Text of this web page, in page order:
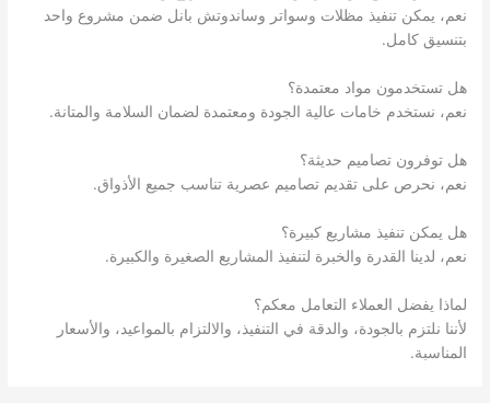
نعم، يمكن تنفيذ مظلات وسواتر وساندوتش بانل ضمن مشروع واحد
بتنسيق كامل.
هل تستخدمون مواد معتمدة؟
نعم، نستخدم خامات عالية الجودة ومعتمدة لضمان السلامة والمتانة.
هل توفرون تصاميم حديثة؟
نعم، نحرص على تقديم تصاميم عصرية تناسب جميع الأذواق.
هل يمكن تنفيذ مشاريع كبيرة؟
نعم، لدينا القدرة والخبرة لتنفيذ المشاريع الصغيرة والكبيرة.
لماذا يفضل العملاء التعامل معكم؟
لأننا نلتزم بالجودة، والدقة في التنفيذ، والالتزام بالمواعيد، والأسعار
المناسبة.